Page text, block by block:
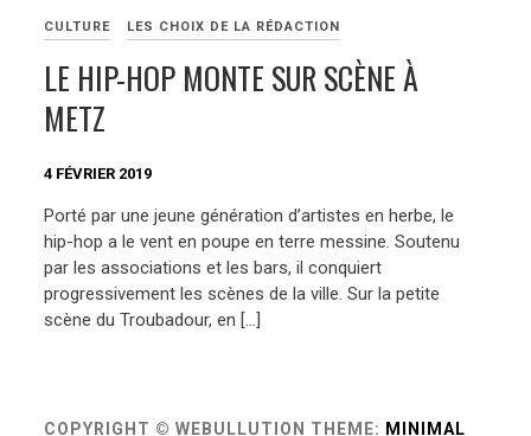
CULTURE LES CHOIX DE LA RÉDACTION
LE HIP-HOP MONTE SUR SCÈNE À
METZ
4 FÉVRIER 2019
Porté par une jeune génération d’artistes en herbe, le
hip-hop a le vent en poupe en terre messine. Soutenu
par les associations et les bars, il conquiert
progressivement les scènes de la ville. Sur la petite
scène du Troubadour, en […]
COPYRIGHT © WEBULLUTION THEME: MINIMAL